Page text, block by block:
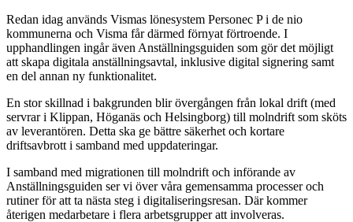
Redan idag används Vismas lönesystem Personec P i de nio
kommunerna och Visma får därmed förnyat förtroende. I
upphandlingen ingår även Anställningsguiden som gör det möjligt
att skapa digitala anställningsavtal, inklusive digital signering samt
en del annan ny funktionalitet.
En stor skillnad i bakgrunden blir övergången från lokal drift (med
servrar i Klippan, Höganäs och Helsingborg) till molndrift som sköts
av leverantören. Detta ska ge bättre säkerhet och kortare
driftsavbrott i samband med uppdateringar.
I samband med migrationen till molndrift och införande av
Anställningsguiden ser vi över våra gemensamma processer och
rutiner för att ta nästa steg i digitaliseringsresan. Där kommer
återigen medarbetare i flera arbetsgrupper att involveras.